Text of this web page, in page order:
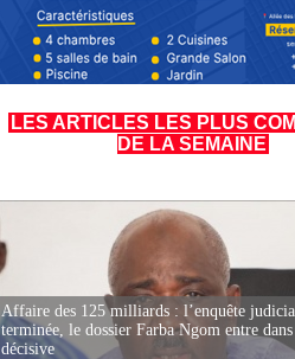
LES ARTICLES LES PLUS
DE LA SEMAINE
Affaire des 125 milliards : l’enquête
terminée, le dossier Farba Ngom entre dans
décisive